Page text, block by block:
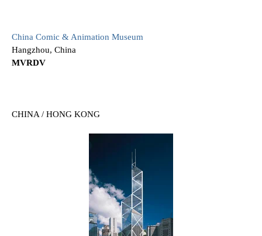
China Comic & Animation Museum
Hangzhou, China
MVRDV
CHINA / HONG KONG